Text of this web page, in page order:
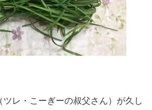
ツレ・こーぎーの叔父さん）が久し